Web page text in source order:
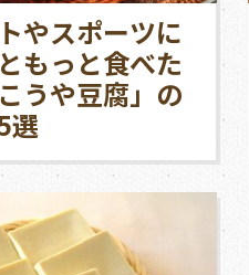
やスポーツに
もっと食べた
うや豆腐」の
選